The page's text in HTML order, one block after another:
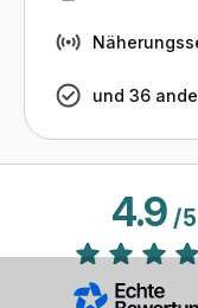
und 36
4.9/5